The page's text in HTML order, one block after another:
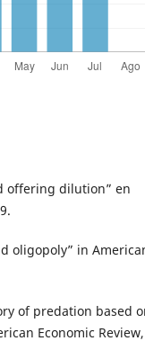
offering dilution” en
oligopoly” in
of predation based
Economic Review,